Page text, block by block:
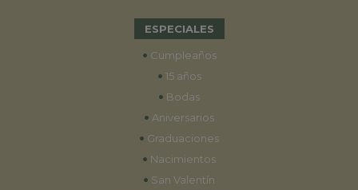
ESPECIALES
• Cumpleaños
• 15 años
• Bodas
• Aniversarios
• Graduaciones
• Nacimientos
• San Valentín